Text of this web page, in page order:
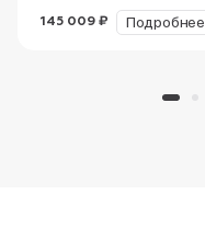
145 009 ₽ Подробнее